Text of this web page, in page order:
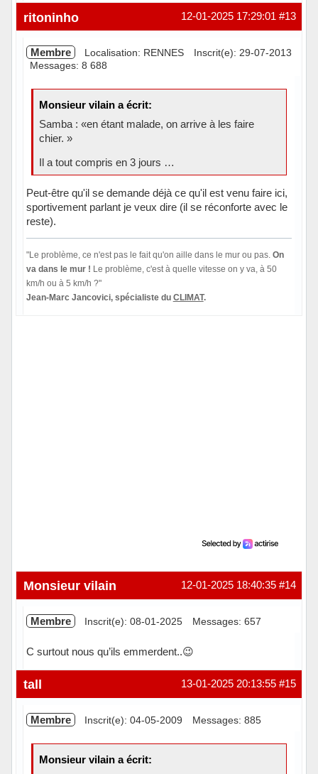
Hors ligne #13
12-01-2025 17:29:01
ritoninho
Membre Localisation: RENNES
Inscrit(e): 29-07-2013
Messages: 8 688
Monsieur vilain a écrit:
Samba : «en étant malade, on arrive à les faire
chier. »
Il a tout compris en 3 jours …
Peut-être qu'il se demande déjà ce qu'il est venu faire ici,
sportivement parlant je veux dire (il se réconforte avec le
reste).
"Le problème, ce n'est pas le fait qu'on aille dans le mur ou pas. On
va dans le mur ! Le problème, c'est à quelle vitesse on y va, à 50
km/h ou à 5 km/h ?"
Jean-Marc Jancovici, spécialiste du CLIMAT.
#14
12-01-2025 18:40:35
Monsieur vilain
Membre Inscrit(e): 08-01-2025 Messages: 657
C surtout nous qu’ils emmerdent..😉
Hors ligne #15
13-01-2025 20:13:55
tall
Membre Inscrit(e): 04-05-2009 Messages: 885
Monsieur vilain a écrit: